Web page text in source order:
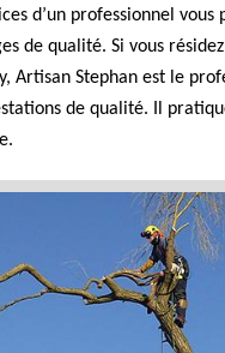
d’un professionnel vous
de qualité. Si vous
Artisan Stephan est le
de qualité. Il